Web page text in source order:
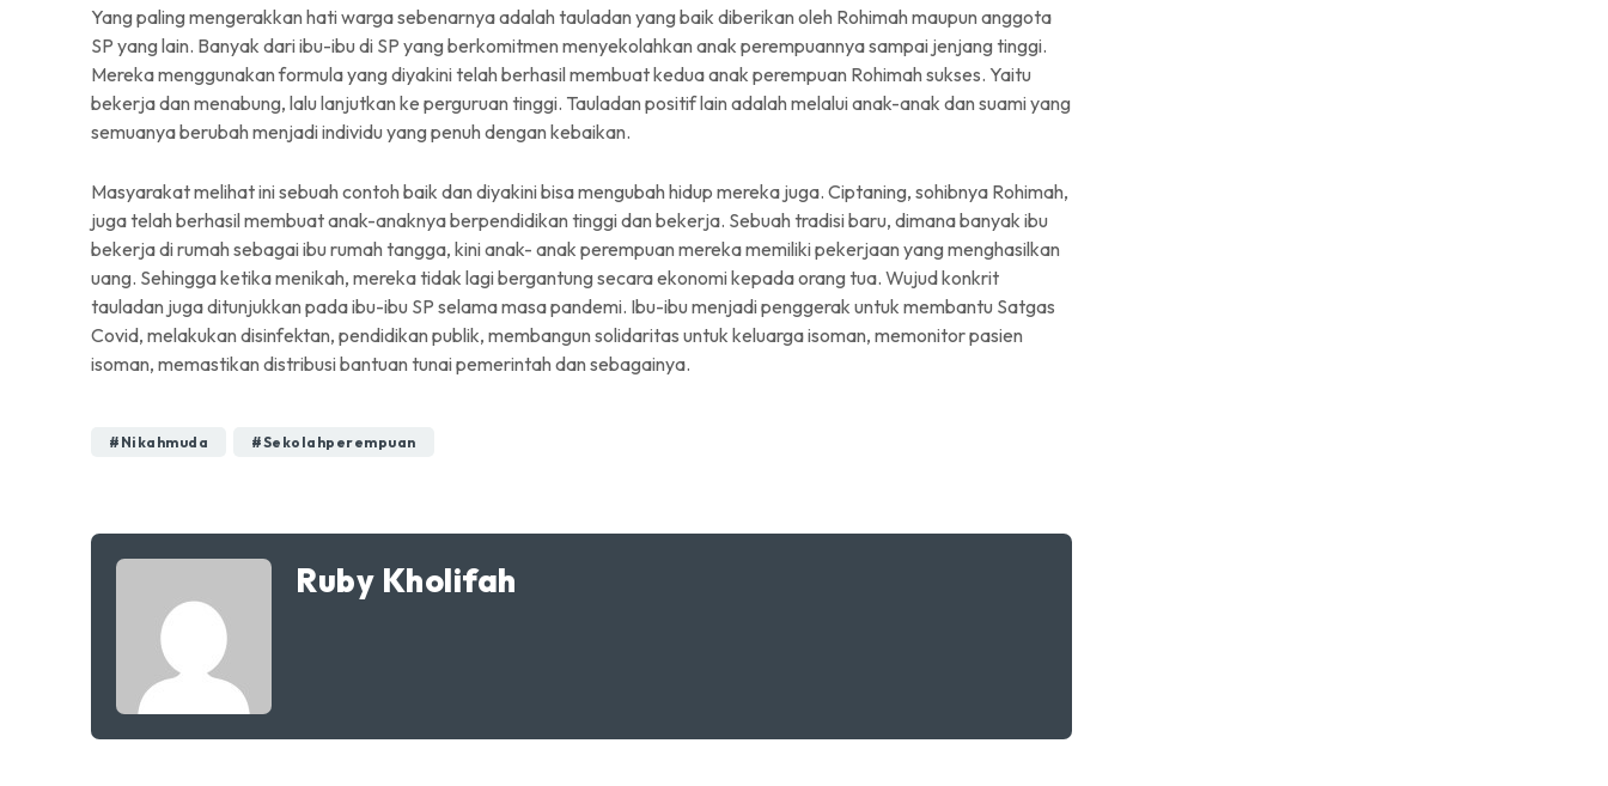
Yang paling mengerakkan hati warga sebenarnya adalah tauladan yang baik diberikan oleh Rohimah maupun anggota
SP yang lain. Banyak dari ibu-ibu di SP yang berkomitmen menyekolahkan anak perempuannya sampai jenjang tinggi.
Mereka menggunakan formula yang diyakini telah berhasil membuat kedua anak perempuan Rohimah sukses. Yaitu
bekerja dan menabung, lalu lanjutkan ke perguruan tinggi. Tauladan positif lain adalah melalui anak-anak dan suami yang
semuanya berubah menjadi individu yang penuh dengan kebaikan.
Masyarakat melihat ini sebuah contoh baik dan diyakini bisa mengubah hidup mereka juga. Ciptaning, sohibnya Rohimah,
juga telah berhasil membuat anak-anaknya berpendidikan tinggi dan bekerja. Sebuah tradisi baru, dimana banyak ibu
bekerja di rumah sebagai ibu rumah tangga, kini anak- anak perempuan mereka memiliki pekerjaan yang menghasilkan
uang. Sehingga ketika menikah, mereka tidak lagi bergantung secara ekonomi kepada orang tua. Wujud konkrit
tauladan juga ditunjukkan pada ibu-ibu SP selama masa pandemi. Ibu-ibu menjadi penggerak untuk membantu Satgas
Covid, melakukan disinfektan, pendidikan publik, membangun solidaritas untuk keluarga isoman, memonitor pasien
isoman, memastikan distribusi bantuan tunai pemerintah dan sebagainya.
#nikahmuda #sekolahperempuan
Ruby Kholifah